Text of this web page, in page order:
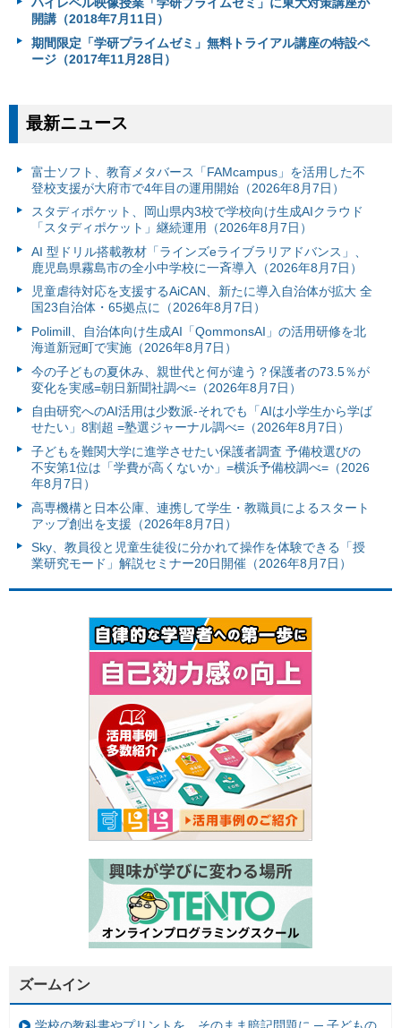
ハイレベル映像授業「学研プライムゼミ」に東大対策講座が
開講（2018年7月11日）
期間限定「学研プライムゼミ」無料トライアル講座の特設ペ
ージ（2017年11月28日）
最新ニュース
富⼠ソフト、教育メタバース「FAMcampus」を活用した不
登校支援が大府市で4年目の運用開始（2026年8月7日）
スタディポケット、岡山県内3校で学校向け生成AIクラウド
「スタディポケット」継続運用（2026年8月7日）
AI 型ドリル搭載教材「ラインズeライブラリアドバンス」、
鹿児島県霧島市の全小中学校に一斉導入（2026年8月7日）
児童虐待対応を支援するAiCAN、新たに導入自治体が拡大 全
国23自治体・65拠点に（2026年8月7日）
Polimill、自治体向け生成AI「QommonsAI」の活用研修を北
海道新冠町で実施（2026年8月7日）
今の子どもの夏休み、親世代と何が違う？保護者の73.5％が
変化を実感=朝日新聞社調べ=（2026年8月7日）
自由研究へのAI活用は少数派-それでも「AIは小学生から学ば
せたい」8割超 =塾選ジャーナル調べ=（2026年8月7日）
子どもを難関大学に進学させたい保護者調査 予備校選びの
不安第1位は「学費が高くないか」=横浜予備校調べ=（2026
年8月7日）
高専機構と日本公庫、連携して学生・教職員によるスタート
アップ創出を支援（2026年8月7日）
Sky、教員役と児童生徒役に分かれて操作を体験できる「授
業研究モード」解説セミナー20日開催（2026年8月7日）
ズームイン